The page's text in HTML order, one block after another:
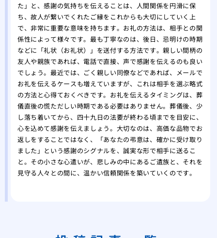
た」と、感謝の気持ちを伝えることは、人間関係を円滑に保
ち、故人が繋いでくれたご縁をこれからも大切にしていく上
で、非常に重要な意味を持ちます。お礼の方法は、相手との関
係性によって様々です。最も丁寧なのは、後日、忌明けの時期
などに「礼状（お礼状）」を送付する方法です。親しい間柄の
友人や親族であれば、電話で直接、声で感謝を伝えるのも良い
でしょう。最近では、ごく親しい同僚などであれば、メールで
お礼を伝えるケースも増えていますが、これは相手を選ぶ略式
の方法と心得ておくべきです。お礼を伝えるタイミングは、葬
儀直後の慌ただしい時期である必要はありません。葬儀後、少
し落ち着いてから、四十九日の法要が終わる頃までを目安に、
心を込めて感謝を伝えましょう。大切なのは、高価な品物でお
返しをすることではなく、「あなたの弔意は、確かに受け取り
ました」という感謝のシグナルを、誠実な形で相手に送るこ
と。その小さな心遣いが、悲しみの中にあるご遺族と、それを
見守る人々との間に、温かい信頼関係を築いていくのです。